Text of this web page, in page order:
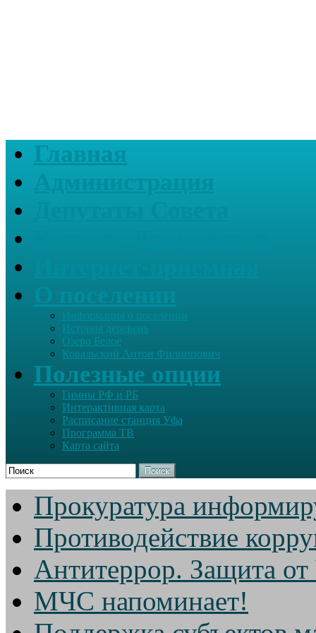
Главная
Информация о поселении
История деревень
Озеро Белое
Ковальский Антон Филиппович
Полезные опции
Гимны РФ и РБ
Интерактивная карта
Расписание станция Уфа
Программа ТВ
Карта сайта
Поиск
Прокуратура
Противодействие
Антитеррор. Защита
МЧС напоминает!